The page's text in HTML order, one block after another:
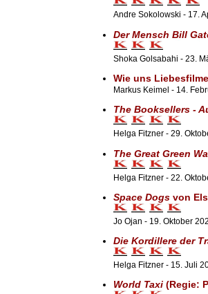
Andre Sokolowski - 17.
Der Mensch Bill
Shoka Golsabahi - 23.
Wie uns
Markus Keimel - 14.
The Booksellers -
Helga Fitzner - 29.
The Great Green
Helga Fitzner - 22.
Space Dogsvon
Jo Ojan - 19. Oktober
Die Kordillere der
Helga Fitzner - 15. Juli
World Taxi(Regie: